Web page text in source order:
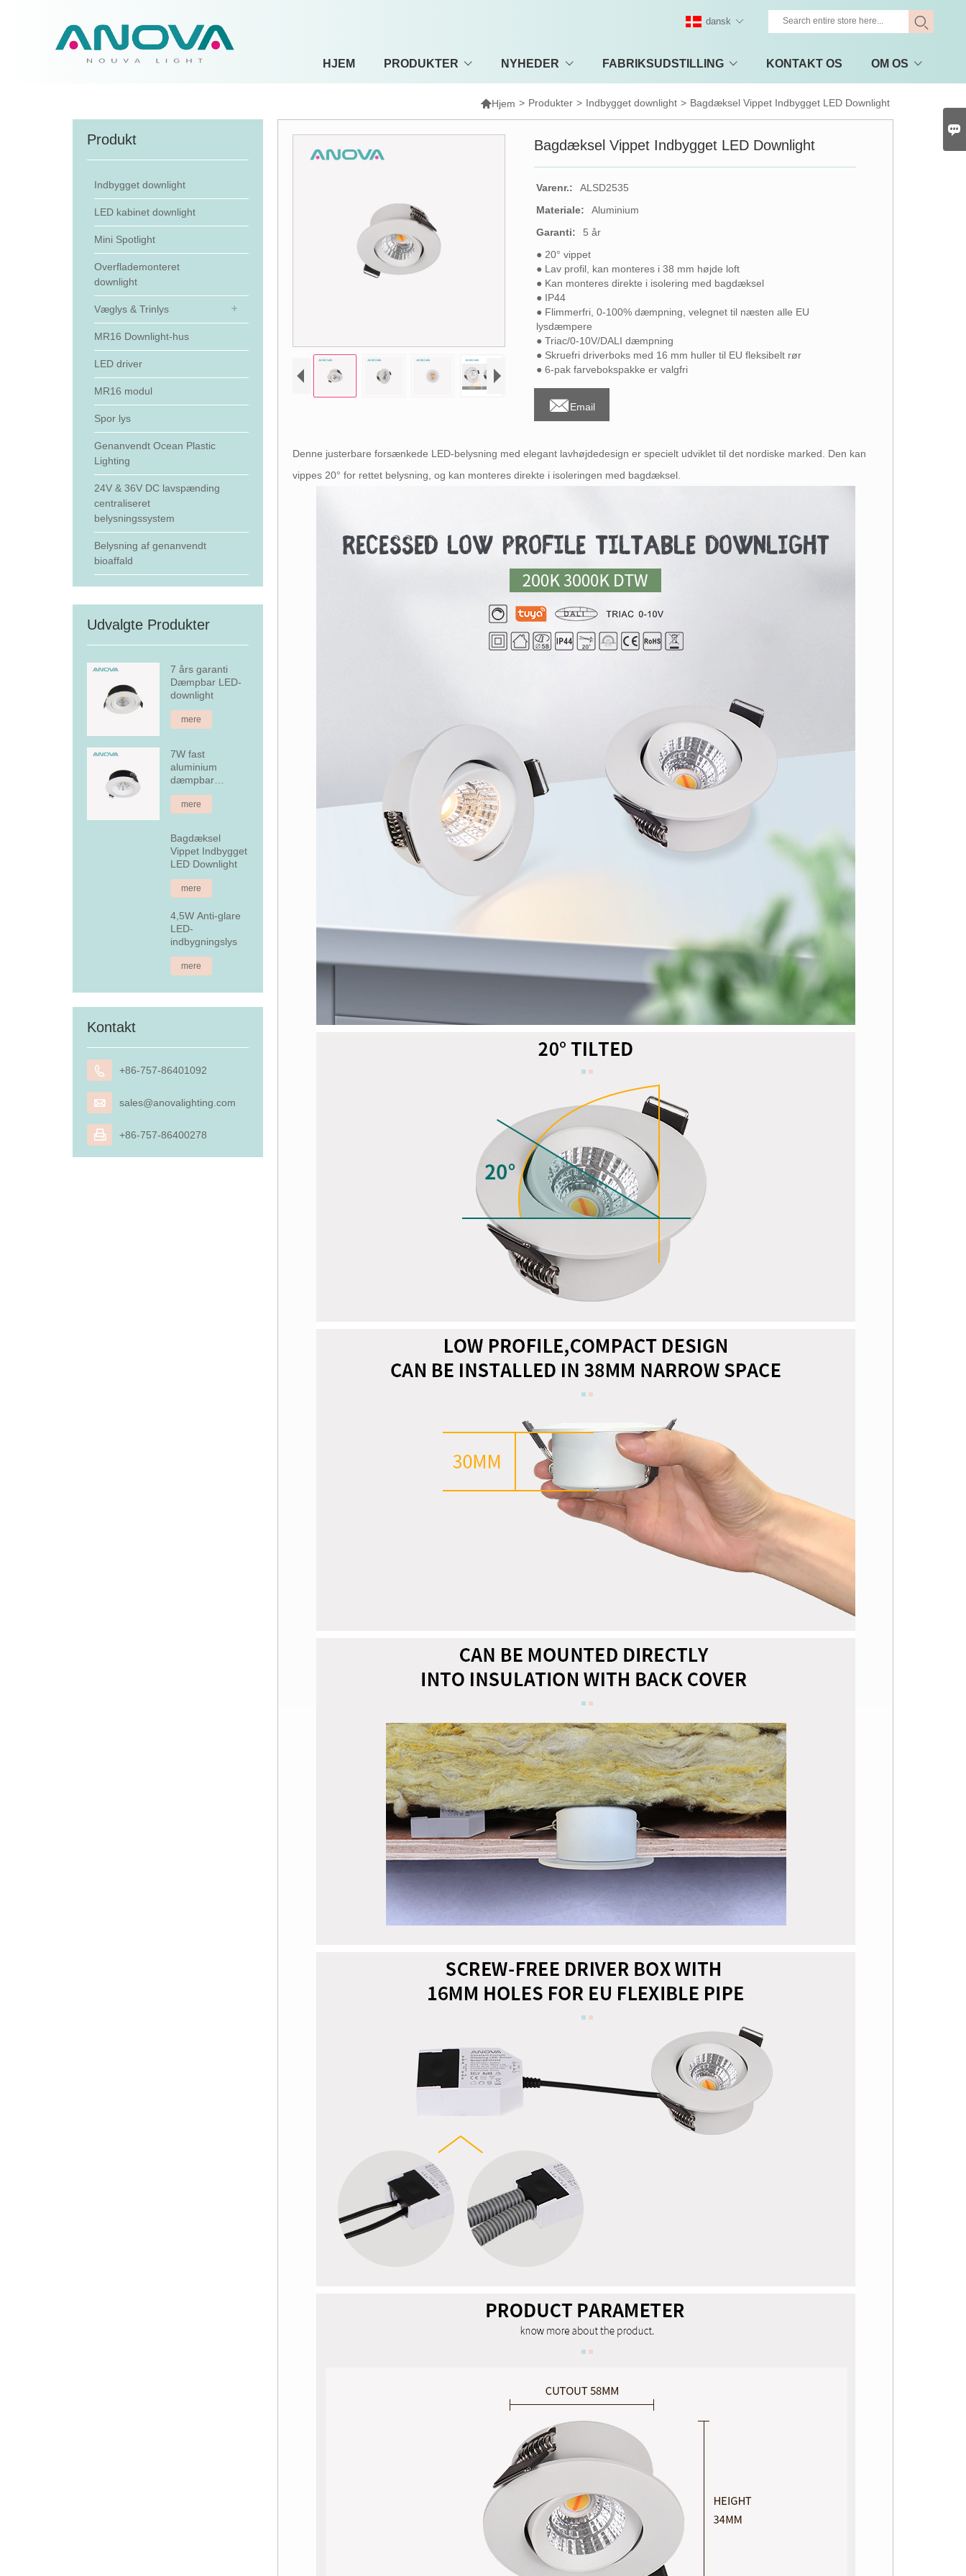
HJEM PRODUKTER NYHEDER FABRIKSUDSTILLING KONTAKT OS OM OS
dansk
Hjem > Produkter > Indbygget downlight > Bagdæksel Vippet Indbygget LED Downlight
Produkt
Indbygget downlight
LED kabinet downlight
Mini Spotlight
Overflademonteret
downlight
Væglys & Trinlys
MR16 Downlight-hus
LED driver
MR16 modul
Spor lys
Genanvendt Ocean Plastic
Lighting
24V & 36V DC lavspænding
centraliseret
belysningssystem
Belysning af genanvendt
bioaffald
Udvalgte Produkter
7 års garanti
Dæmpbar LED-
downlight
mere
7W fast
aluminium
dæmpbar
forsænket LED
downlight
mere
Bagdæksel
Vippet Indbygget
LED Downlight
mere
4,5W Anti-glare
LED-
indbygningslys
mere
Kontakt
 +86-757-86401092
 sales@anovalighting.com
 +86-757-86400278
Bagdæksel Vippet Indbygget LED Downlight
Varenr.:
ALSD2535
Materiale:
Aluminium
Garanti:
5 år
● 20° vippet
● Lav profil, kan monteres i 38 mm højde loft
● Kan monteres direkte i isolering med bagdæksel
● IP44
● Flimmerfri, 0-100% dæmpning, velegnet til næsten alle EU
lysdæmpere
● Triac/0-10V/DALI dæmpning
● Skruefri driverboks med 16 mm huller til EU fleksibelt rør
● 6-pak farvebokspakke er valgfri
Email
Denne justerbare forsænkede LED-belysning med elegant lavhøjdedesign er specielt udviklet til det nordiske marked. Den kan
vippes 20° for rettet belysning, og kan monteres direkte i isoleringen med bagdæksel.
